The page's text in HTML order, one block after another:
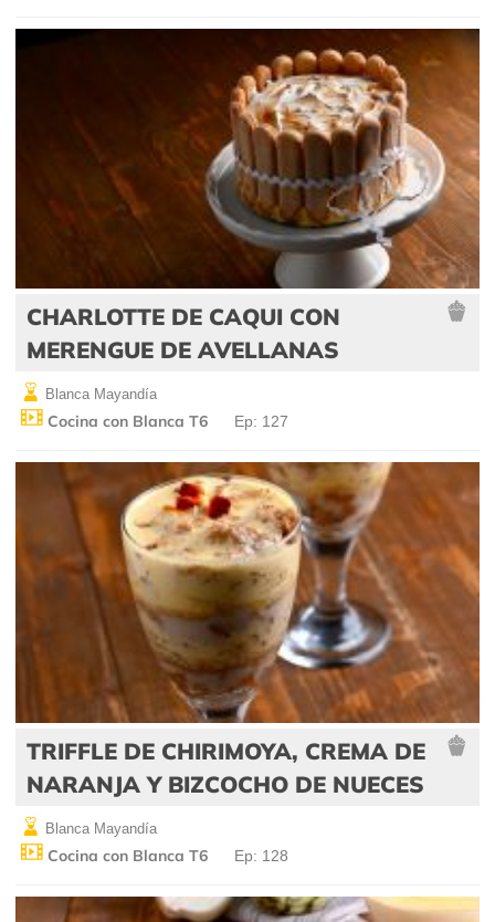
CHARLOTTE DE CAQUI CON
MERENGUE DE AVELLANAS
Blanca Mayandía
Cocina con Blanca T6 Ep: 127
TRIFFLE DE CHIRIMOYA, CREMA DE
NARANJA Y BIZCOCHO DE NUECES
Blanca Mayandía
Cocina con Blanca T6 Ep: 128